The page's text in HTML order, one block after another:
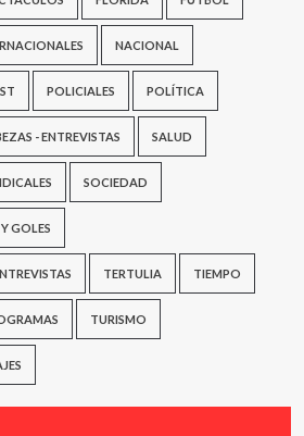
NACIONAL
POLICIALES POLÍTICA
- ENTREVISTAS SALUD
SOCIEDAD
GOLES
TERTULIA TIEMPO
TURISMO